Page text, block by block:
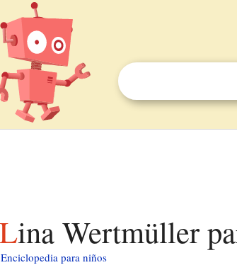
Lina Wertmüller
Enciclopedia para niños